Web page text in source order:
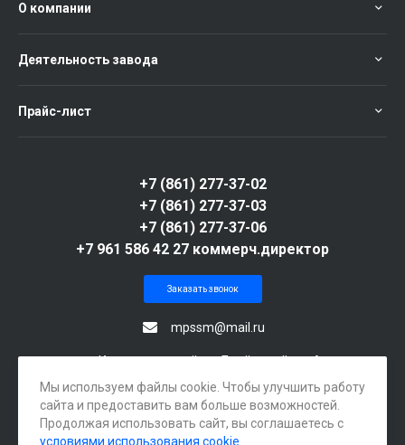
О компании
Деятельность завода
Прайс-лист
mpssm@mail.ru
+7 (861) 277-37-02
+7 (861) 277-37-03
+7 (861) 277-37-06
+7 961 586 42 27 коммерч.директор
г. Краснодар, посёлок Берёзовый, ул. Археолога
Веселовского, 105А
Заказать звонок
Мы используем файлы cookie. Чтобы улучшить работу
сайта и предоставить вам больше возможностей.
Продолжая использовать сайт, вы соглашаетесь с
условиями использования cookie